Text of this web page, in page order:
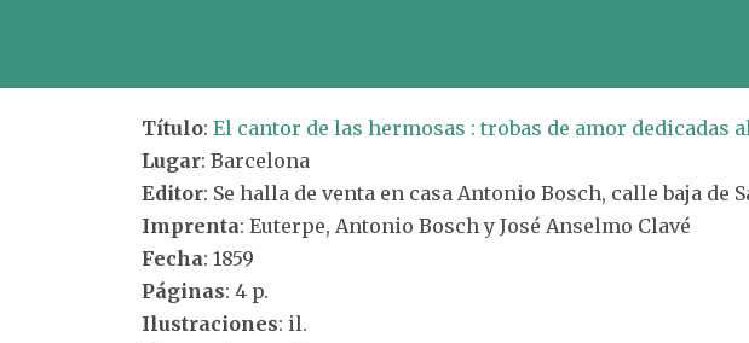
Título: El cantor de las hermosas : trobas de amor dedicadas
Lugar: Barcelona
Editor: Se halla de venta en casa Antonio Bosch, calle baja de
Imprenta: Euterpe, Antonio Bosch y José Anselmo Clavé
Fecha: 1859
Páginas: 4 p.
Ilustraciones: il.